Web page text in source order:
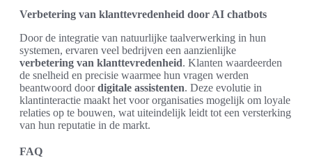
Verbetering van klanttevredenheid door AI chatbots
Door de integratie van natuurlijke taalverwerking in hun
systemen, ervaren veel bedrijven een aanzienlijke
verbetering van klanttevredenheid. Klanten waardeerden
de snelheid en precisie waarmee hun vragen werden
beantwoord doordigitale assistenten. Deze evolutie in
klantinteractie maakt het voor organisaties mogelijk om loyale
relaties op te bouwen, wat uiteindelijk leidt tot een versterking
van hun reputatie in de markt.
FAQ